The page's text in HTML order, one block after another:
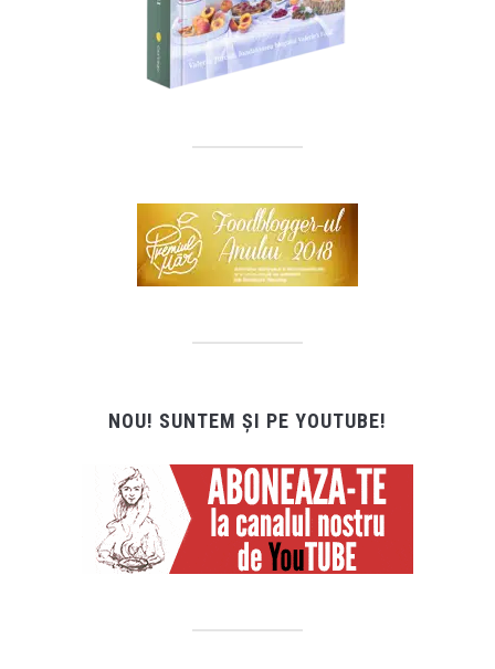
NOU! SUNTEM ȘI PE YOUTUBE!